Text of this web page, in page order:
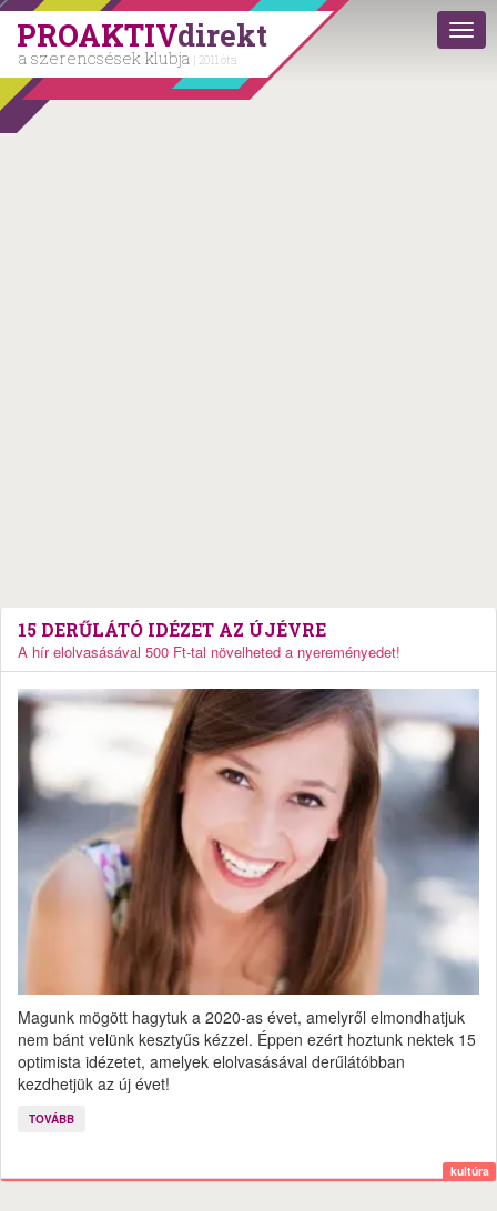
PROAKTIVdirekt
a szerencsések klubja | 2011 óta
15 DERŰLÁTÓ IDÉZET AZ ÚJÉVRE
A hír elolvasásával 500 Ft-tal növelheted a nyereményedet!
Magunk mögött hagytuk a 2020-as évet, amelyről elmondhatjuk
nem bánt velünk kesztyűs kézzel. Éppen ezért hoztunk nektek 15
optimista idézetet, amelyek elolvasásával derűlátóbban
kezdhetjük az új évet!
TOVÁBB
kultúra